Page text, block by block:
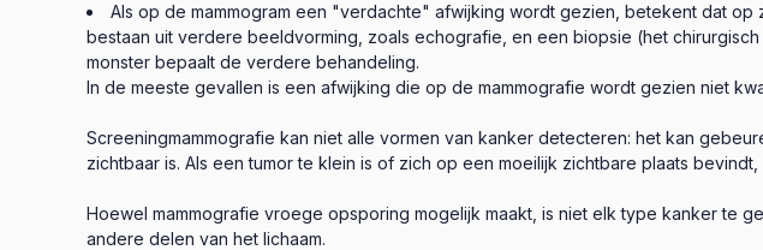
Als op de mammogram een "verdachte" afwijking wordt gezien, betekent dat
bestaan uit verdere beeldvorming, zoals echografie, en een biopsie (het
monster bepaalt de verdere behandeling.
In de meeste gevallen is een afwijking die op de mammografie wordt gezien niet
Screeningmammografie kan niet alle vormen van kanker detecteren: het kan
zichtbaar is. Als een tumor te klein is of zich op een moeilijk zichtbare plaats
Hoewel mammografie vroege opsporing mogelijk maakt, is niet elk type kanker te
andere delen van het lichaam.